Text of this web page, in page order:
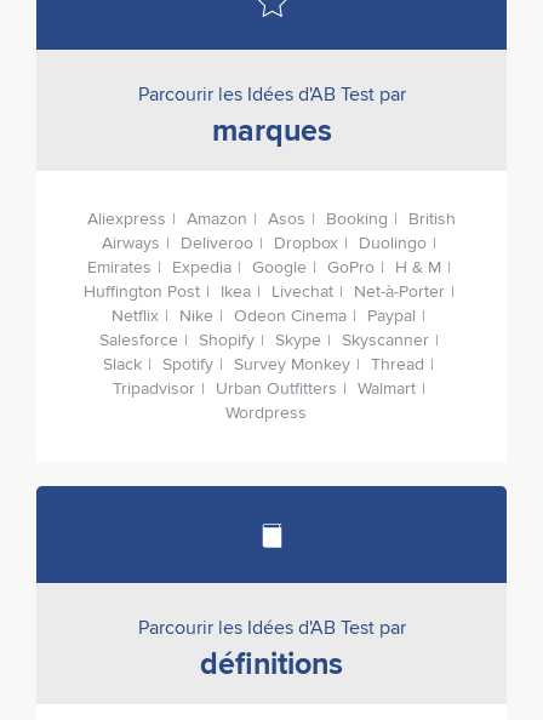
Parcourir les Idées d'AB Test par
marques
Aliexpress Amazon Asos Booking
British
Airways
Deliveroo Dropbox
Duolingo
Emirates
Expedia Google GoPro
H & M
Huffington Post
Ikea Livechat
Net-à-Porter
Netflix
Nike Odeon Cinema
Paypal
Salesforce
Shopify Skype
Skyscanner
Slack
Spotify Survey Monkey
Thread
Tripadvisor
Urban Outfitters
Walmart
Wordpress
Parcourir les Idées d'AB Test par
définitions